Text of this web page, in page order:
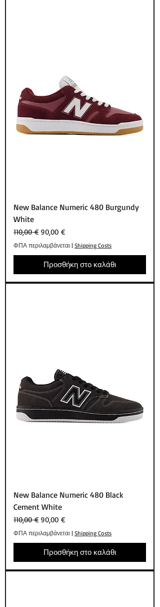
New Balance Numeric 480 Burgundy
White
Κανονική τιμή
110,00 € Τιμή Έκπτωσης
90,00 €
ΦΠΑ περιλαμβάνεται | Shipping Costs
Προσθήκη στο καλάθι
New Balance Numeric 480 Black
Cement White
Κανονική τιμή
110,00 € Τιμή Έκπτωσης
90,00 €
ΦΠΑ περιλαμβάνεται | Shipping Costs
Προσθήκη στο καλάθι